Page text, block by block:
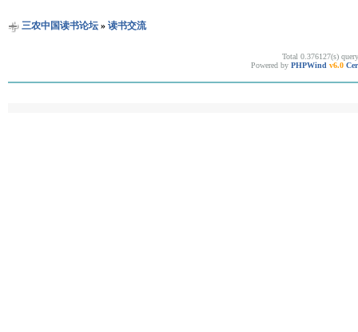
三农中国读书论坛» 读书交流
Total 0.376127(s)
Powered by PHPWind v6.0